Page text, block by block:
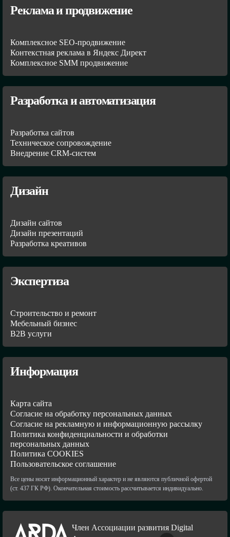
Реклама и продвижение
Комплексное SEO-продвижение
Контекстная реклама в Яндекс Директ
Комплексное SMM продвижение
Разработка и автоматизация
Разработка сайтов
Техническое сопровождение
Внедрение CRM-систем
Дизайн
Дизайн сайтов
Дизайн презентаций
Разработка креативов
Экспертиза
Строительство и ремонт
Мебельный бизнес
В2В услуги
Информация
Карта сайта
Согласие на обработку персональных данных
Согласие на рекламную и информационную рассылку
Политика конфиденциальности и обработки
персональных данных
Политика COOKIES
Пользовательское соглашение
Все цены носят информационный характер и не являются публичной офертой
(ст. 437 ГК РФ). Окончательная стоимость рассчитывается индивидуально.
Член Ассоциации развития Digital